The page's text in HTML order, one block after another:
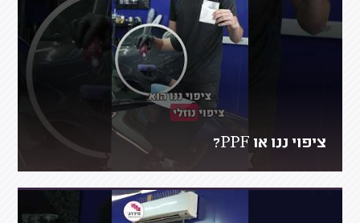
ציפוי ננו או PPF?